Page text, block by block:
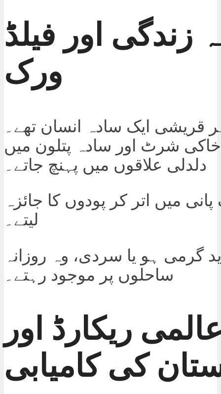
زندگی اور فیلڈ
ورک
قریشی ایک سادہ انسان تھے۔
خاکی شرٹ اور سادہ پتلون میں
دلدلی علاقوں میں پہنچ جاتے۔
میں اتر کر پودوں کا جائزہ
لیتے۔
گرمی ہو یا سردی، وہ روزانہ
ساحلوں پر موجود رہتے۔
ریکارڈ اور
کی کامیابی